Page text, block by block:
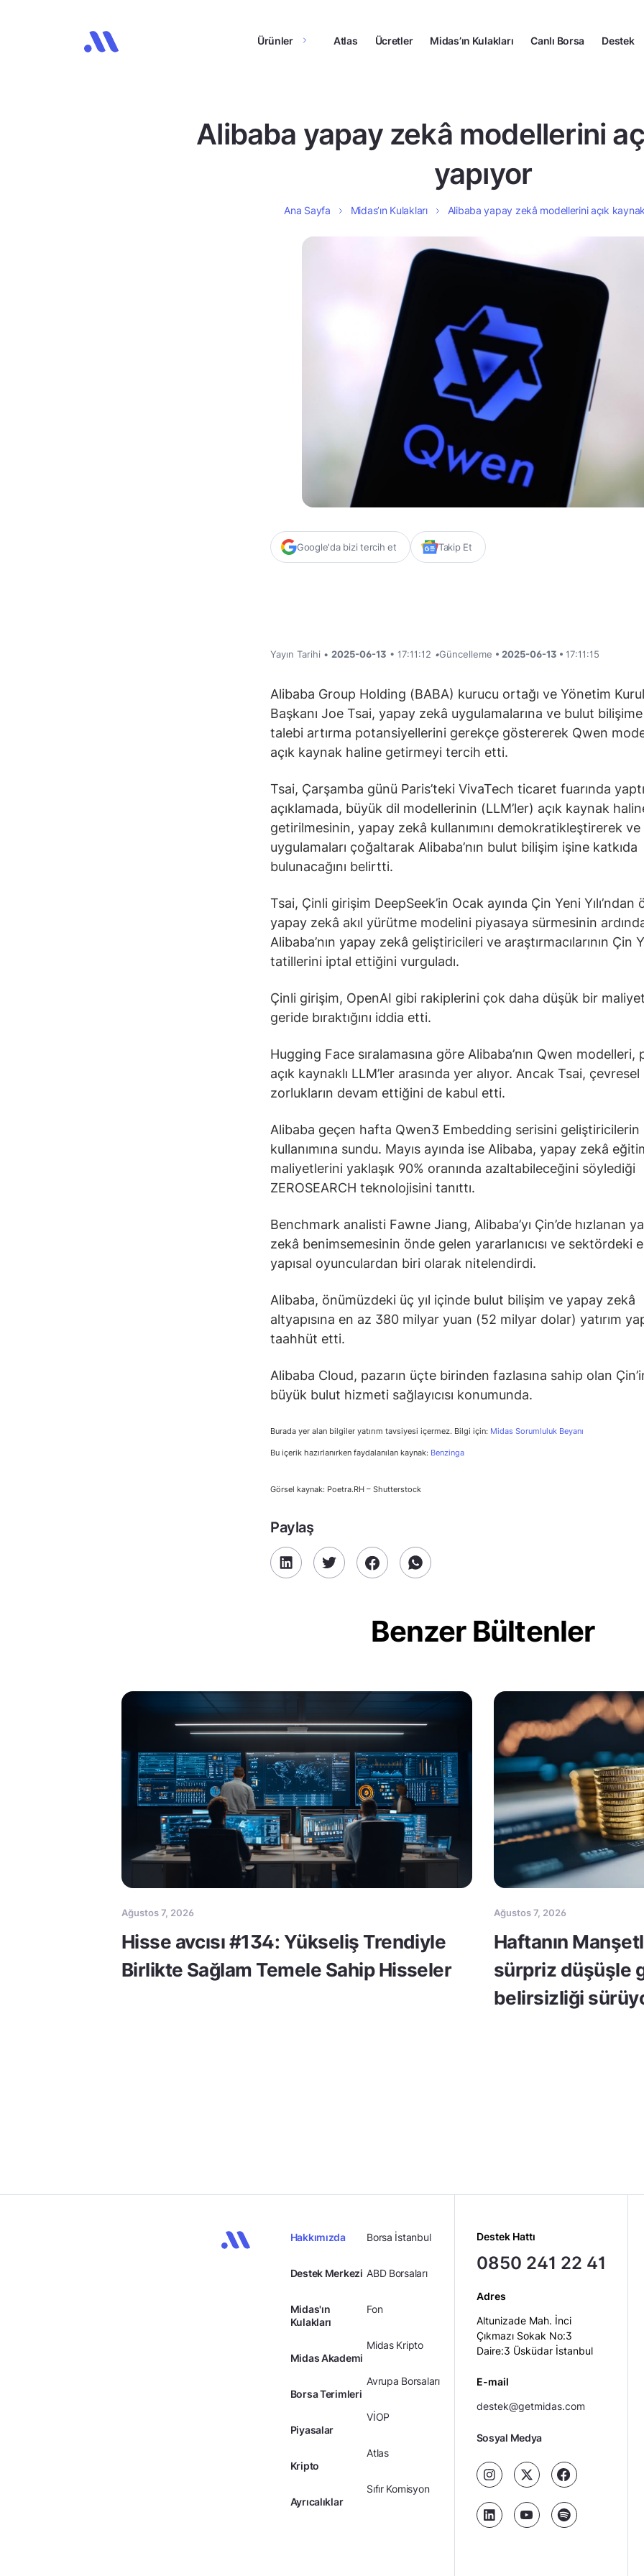
Ürünler Atlas Ücretler Midas’ın Kulakları Canlı Borsa Destek
Alibaba yapay zekâ modellerini
yapıyor
Ana Sayfa Midas’ın Kulakları Alibaba yapay zekâ modellerini açık
Google'da bizi tercih et Takip Et
Yayın Tarihi • 2025-06-13 • 17:11:12 •Güncelleme • 2025-06-13 • 17:11:15
Alibaba Group Holding (BABA) kurucu ortağı ve Yönetim
Başkanı Joe Tsai, yapay zekâ uygulamalarına ve bulut
talebi artırma potansiyellerini gerekçe göstererek Qwen
açık kaynak haline getirmeyi tercih etti.
Tsai, Çarşamba günü Paris’teki VivaTech ticaret fuarında
açıklamada, büyük dil modellerinin (LLM’ler) açık kaynak
getirilmesinin, yapay zekâ kullanımını demokratikleştirerek ve
uygulamaları çoğaltarak Alibaba’nın bulut bilişim işine katkıda
bulunacağını belirtti.
Tsai, Çinli girişim DeepSeek’in Ocak ayında Çin Yeni Yılı’ndan
yapay zekâ akıl yürütme modelini piyasaya sürmesinin
Alibaba’nın yapay zekâ geliştiricileri ve araştırmacılarının Çin
tatillerini iptal ettiğini vurguladı.
Çinli girişim, OpenAI gibi rakiplerini çok daha düşük bir
geride bıraktığını iddia etti.
Hugging Face sıralamasına göre Alibaba’nın Qwen modelleri,
açık kaynaklı LLM’ler arasında yer alıyor. Ancak Tsai, çevresel
zorlukların devam ettiğini de kabul etti.
Alibaba geçen hafta Qwen3 Embedding serisini geliştiricilerin
kullanımına sundu. Mayıs ayında ise Alibaba, yapay zekâ
maliyetlerini yaklaşık 90% oranında azaltabileceğini söylediği
ZEROSEARCH teknolojisini tanıttı.
Benchmark analisti Fawne Jiang, Alibaba’yı Çin’de hızlanan
zekâ benimsemesinin önde gelen yararlanıcısı ve sektördeki
yapısal oyunculardan biri olarak nitelendirdi.
Alibaba, önümüzdeki üç yıl içinde bulut bilişim ve yapay zekâ
altyapısına en az 380 milyar yuan (52 milyar dolar) yatırım
taahhüt etti.
Alibaba Cloud, pazarın üçte birinden fazlasına sahip olan
büyük bulut hizmeti sağlayıcısı konumunda.
Burada yer alan bilgiler yatırım tavsiyesi içermez. Bilgi için: Midas Sorumluluk Beyanı
Bu içerik hazırlanırken faydalanılan kaynak: Benzinga
Görsel kaynak: Poetra.RH – Shutterstock
Paylaş
Benzer Bültenler
Ağustos 7, 2026
Hisse avcısı #134: Yükseliş Trendiyle
Birlikte Sağlam Temele Sahip Hisseler
Ağustos 7, 2026
Haftanın
sürpriz düşüşle
belirsizliği
Hakkımızda
Destek Merkezi
Midas'ın
Kulakları
Midas Akademi
Borsa Terimleri
Piyasalar
Kripto
Ayrıcalıklar
Borsa İstanbul
ABD Borsaları
Fon
Midas Kripto
Avrupa Borsaları
VİOP
Atlas
Sıfır Komisyon
Destek Hattı
0850 241 22 41
Adres
Altunizade Mah. İnci
Çıkmazı Sokak No:3
Daire:3 Üsküdar İstanbul
E-mail
destek@getmidas.com
Sosyal Medya